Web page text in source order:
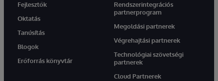
Fejlesztők
Oktatás
Tanúsítás
Blogok
Erőforrás könyvtár
Rendszerintegrációs
partnerprogram
Megoldási partnerek
Végrehajtási partnerek
Technológiai szövetségi
partnerek
Cloud Partnerek